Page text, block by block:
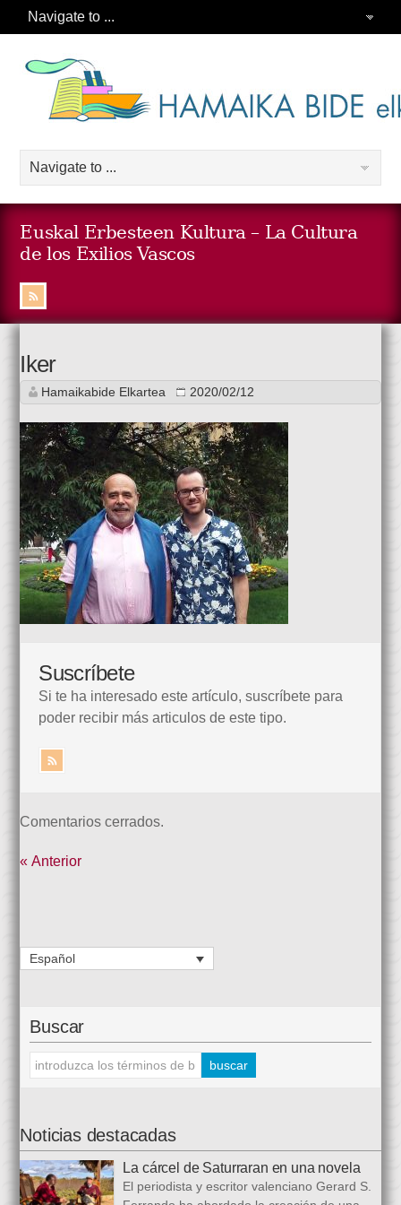
Euskal Erbesteen Kultura – La Cultura
de los Exilios Vascos
Iker
Hamaikabide Elkartea 2020/02/12
Suscríbete
Si te ha interesado este artículo, suscríbete para
poder recibir más articulos de este tipo.
Comentarios cerrados.
« Anterior
Español
Buscar
Noticias destacadas
La cárcel de Saturraran en una novela
El periodista y escritor valenciano Gerard S.